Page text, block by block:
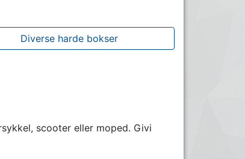
Diverse harde bokser
scooter eller moped. Givi